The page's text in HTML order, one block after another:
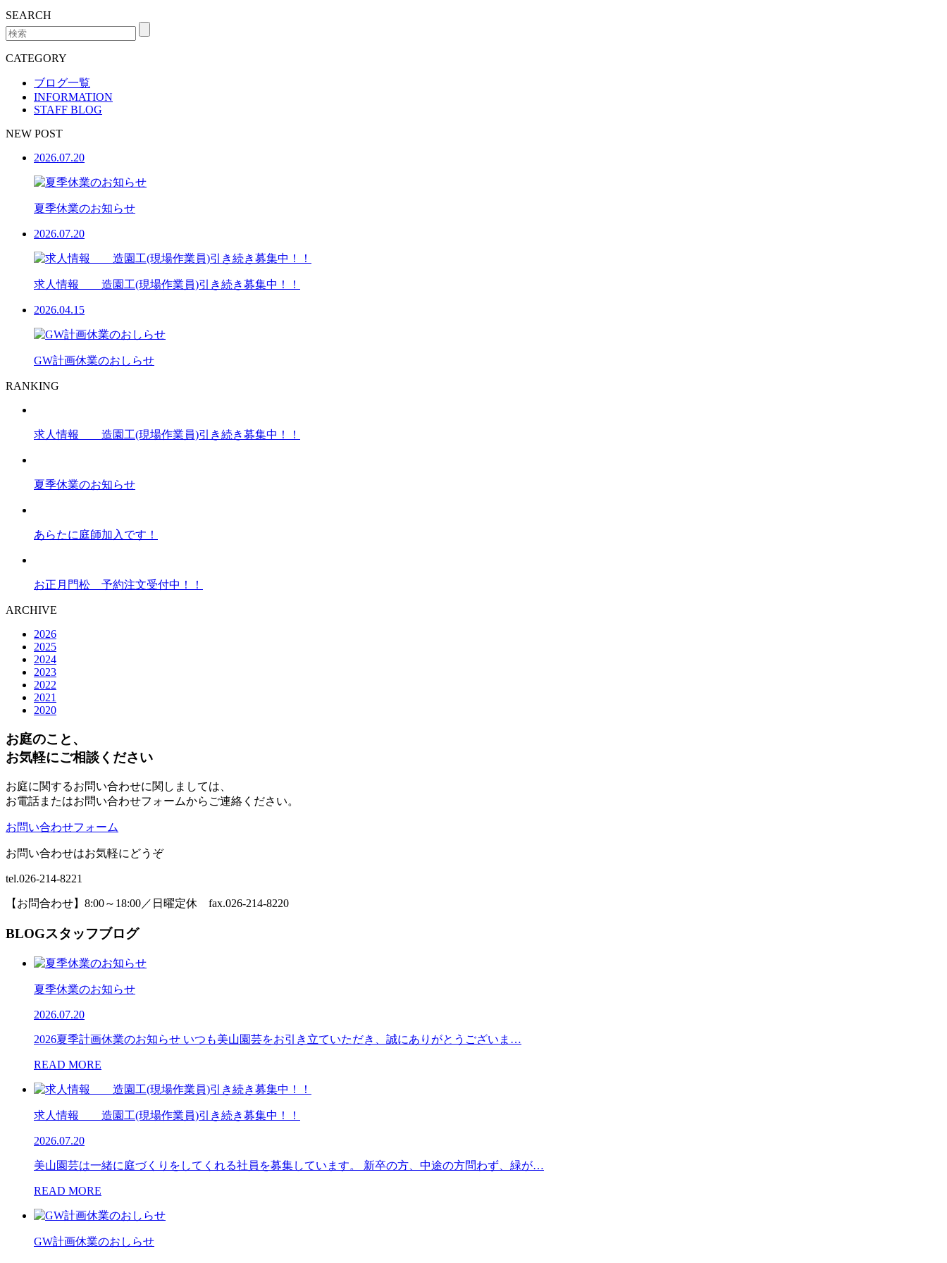
SEARCH
CATEGORY
ブログ一覧
INFORMATION
STAFF BLOG
NEW POST
2026.07.20
夏季休業のお知らせ
2026.07.20
求人情報 造園工(現場作業員)引き続き募集中！！
2026.04.15
GW計画休業のおしらせ
RANKING
求人情報 造園工(現場作業員)引き続き募集中！！
夏季休業のお知らせ
あらたに庭師加入です！
お正月門松 予約注文受付中！！
ARCHIVE
2026
2025
2024
2023
2022
2021
2020
お庭のこと、
お気軽にご相談ください
お庭に関するお問い合わせに関しましては、
お電話またはお問い合わせフォームからご連絡ください。
お問い合わせフォーム
お問い合わせはお気軽にどうぞ
tel.026-214-8221
【お問合わせ】8:00～18:00／日曜定休 fax.026-214-8220
BLOGスタッフブログ
夏季休業のお知らせ
2026.07.20
2026夏季計画休業のお知らせ いつも美山園芸をお引き立ていただき、誠にありがとうございま…
READ MORE
求人情報 造園工(現場作業員)引き続き募集中！！
2026.07.20
美山園芸は一緒に庭づくりをしてくれる社員を募集しています。 新卒の方、中途の方問わず、緑が…
READ MORE
GW計画休業のおしらせ